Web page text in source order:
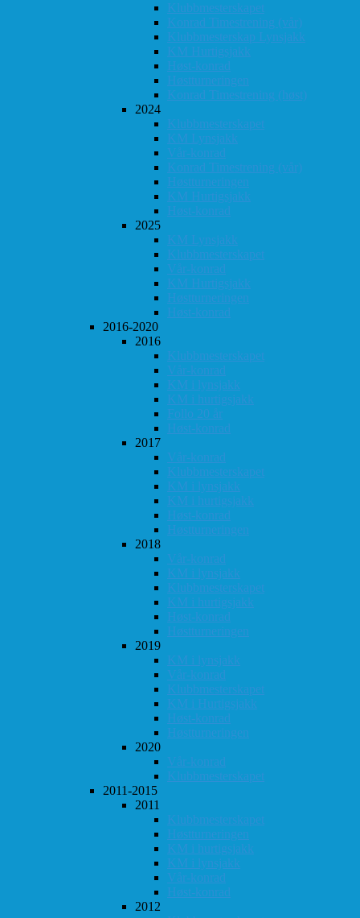
Klubbmesterskapet
Konrad Timestrening (vår)
Klubbmesterskap Lynsjakk
KM Hurtigsjakk
Høst-konrad
Høstturneringen
Konrad Timestrening (høst)
2024
Klubbmesterskapet
KM Lynsjakk
Vår-konrad
Konrad Timestrening (vår)
Høstturneringen
KM Hurtigsjakk
Høst-konrad
2025
KM Lynsjakk
Klubbmesterskapet
Vår-konrad
KM Hurtigsjakk
Høstturneringen
Høst-konrad
2016-2020
2016
Klubbmesterskapet
Vår-konrad
KM i lynsjakk
KM i hurtigsjakk
Follo 20 år
Høst-konrad
2017
Vår-konrad
Klubbmesterskapet
KM i lynsjakk
KM i hurtigsjakk
Høst-konrad
Høstturneringen
2018
Vår-konrad
KM i lynsjakk
Klubbmesterskapet
KM i hurtigsjakk
Høst-konrad
Høstturneringen
2019
KM i lynsjakk
Vår-konrad
Klubbmesterskapet
KM i Hurtigsjakk
Høst-konrad
Høstturneringen
2020
Vår-konrad
Klubbmesterskapet
2011-2015
2011
Klubbmesterskapet
Høstturneringen
KM i hurtigsjakk
KM i lynsjakk
Vår-konrad
Høst-konrad
2012